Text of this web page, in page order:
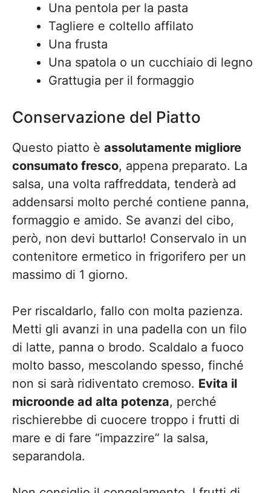
Una pentola per la pasta
Tagliere e coltello affilato
Una frusta
Una spatola o un cucchiaio di legno
Grattugia per il formaggio
Conservazione del Piatto
Questo piatto è assolutamente migliore
consumato fresco, appena preparato. La
salsa, una volta raffreddata, tenderà ad
addensarsi molto perché contiene panna,
formaggio e amido. Se avanzi del cibo,
però, non devi buttarlo! Conservalo in un
contenitore ermetico in frigorifero per un
massimo di 1 giorno.
Per riscaldarlo, fallo con molta pazienza.
Metti gli avanzi in una padella con un filo
di latte, panna o brodo. Scaldalo a fuoco
molto basso, mescolando spesso, finché
non si sarà ridiventato cremoso. Evita il
microonde ad alta potenza, perché
rischierebbe di cuocere troppo i frutti di
mare e di fare “impazzire” la salsa,
separandola.